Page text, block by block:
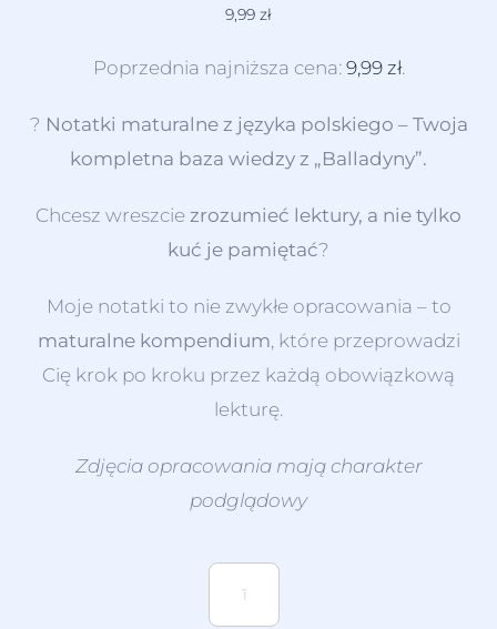
9,99 zł
Poprzednia najniższa cena: 9,99 zł.
? Notatki maturalne z języka polskiego – Twoja
kompletna baza wiedzy z „Balladyny”.
Chcesz wreszcie zrozumieć lektury, a nie tylko
kuć je pamiętać?
Moje notatki to nie zwykłe opracowania – to
maturalne kompendium, które przeprowadzi
Cię krok po kroku przez każdą obowiązkową
lekturę.
Zdjęcia opracowania mają charakter
podglądowy